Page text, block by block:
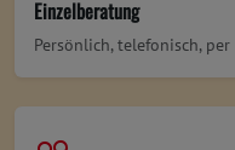
Einzelberatung
Persönlich, telefonisch,